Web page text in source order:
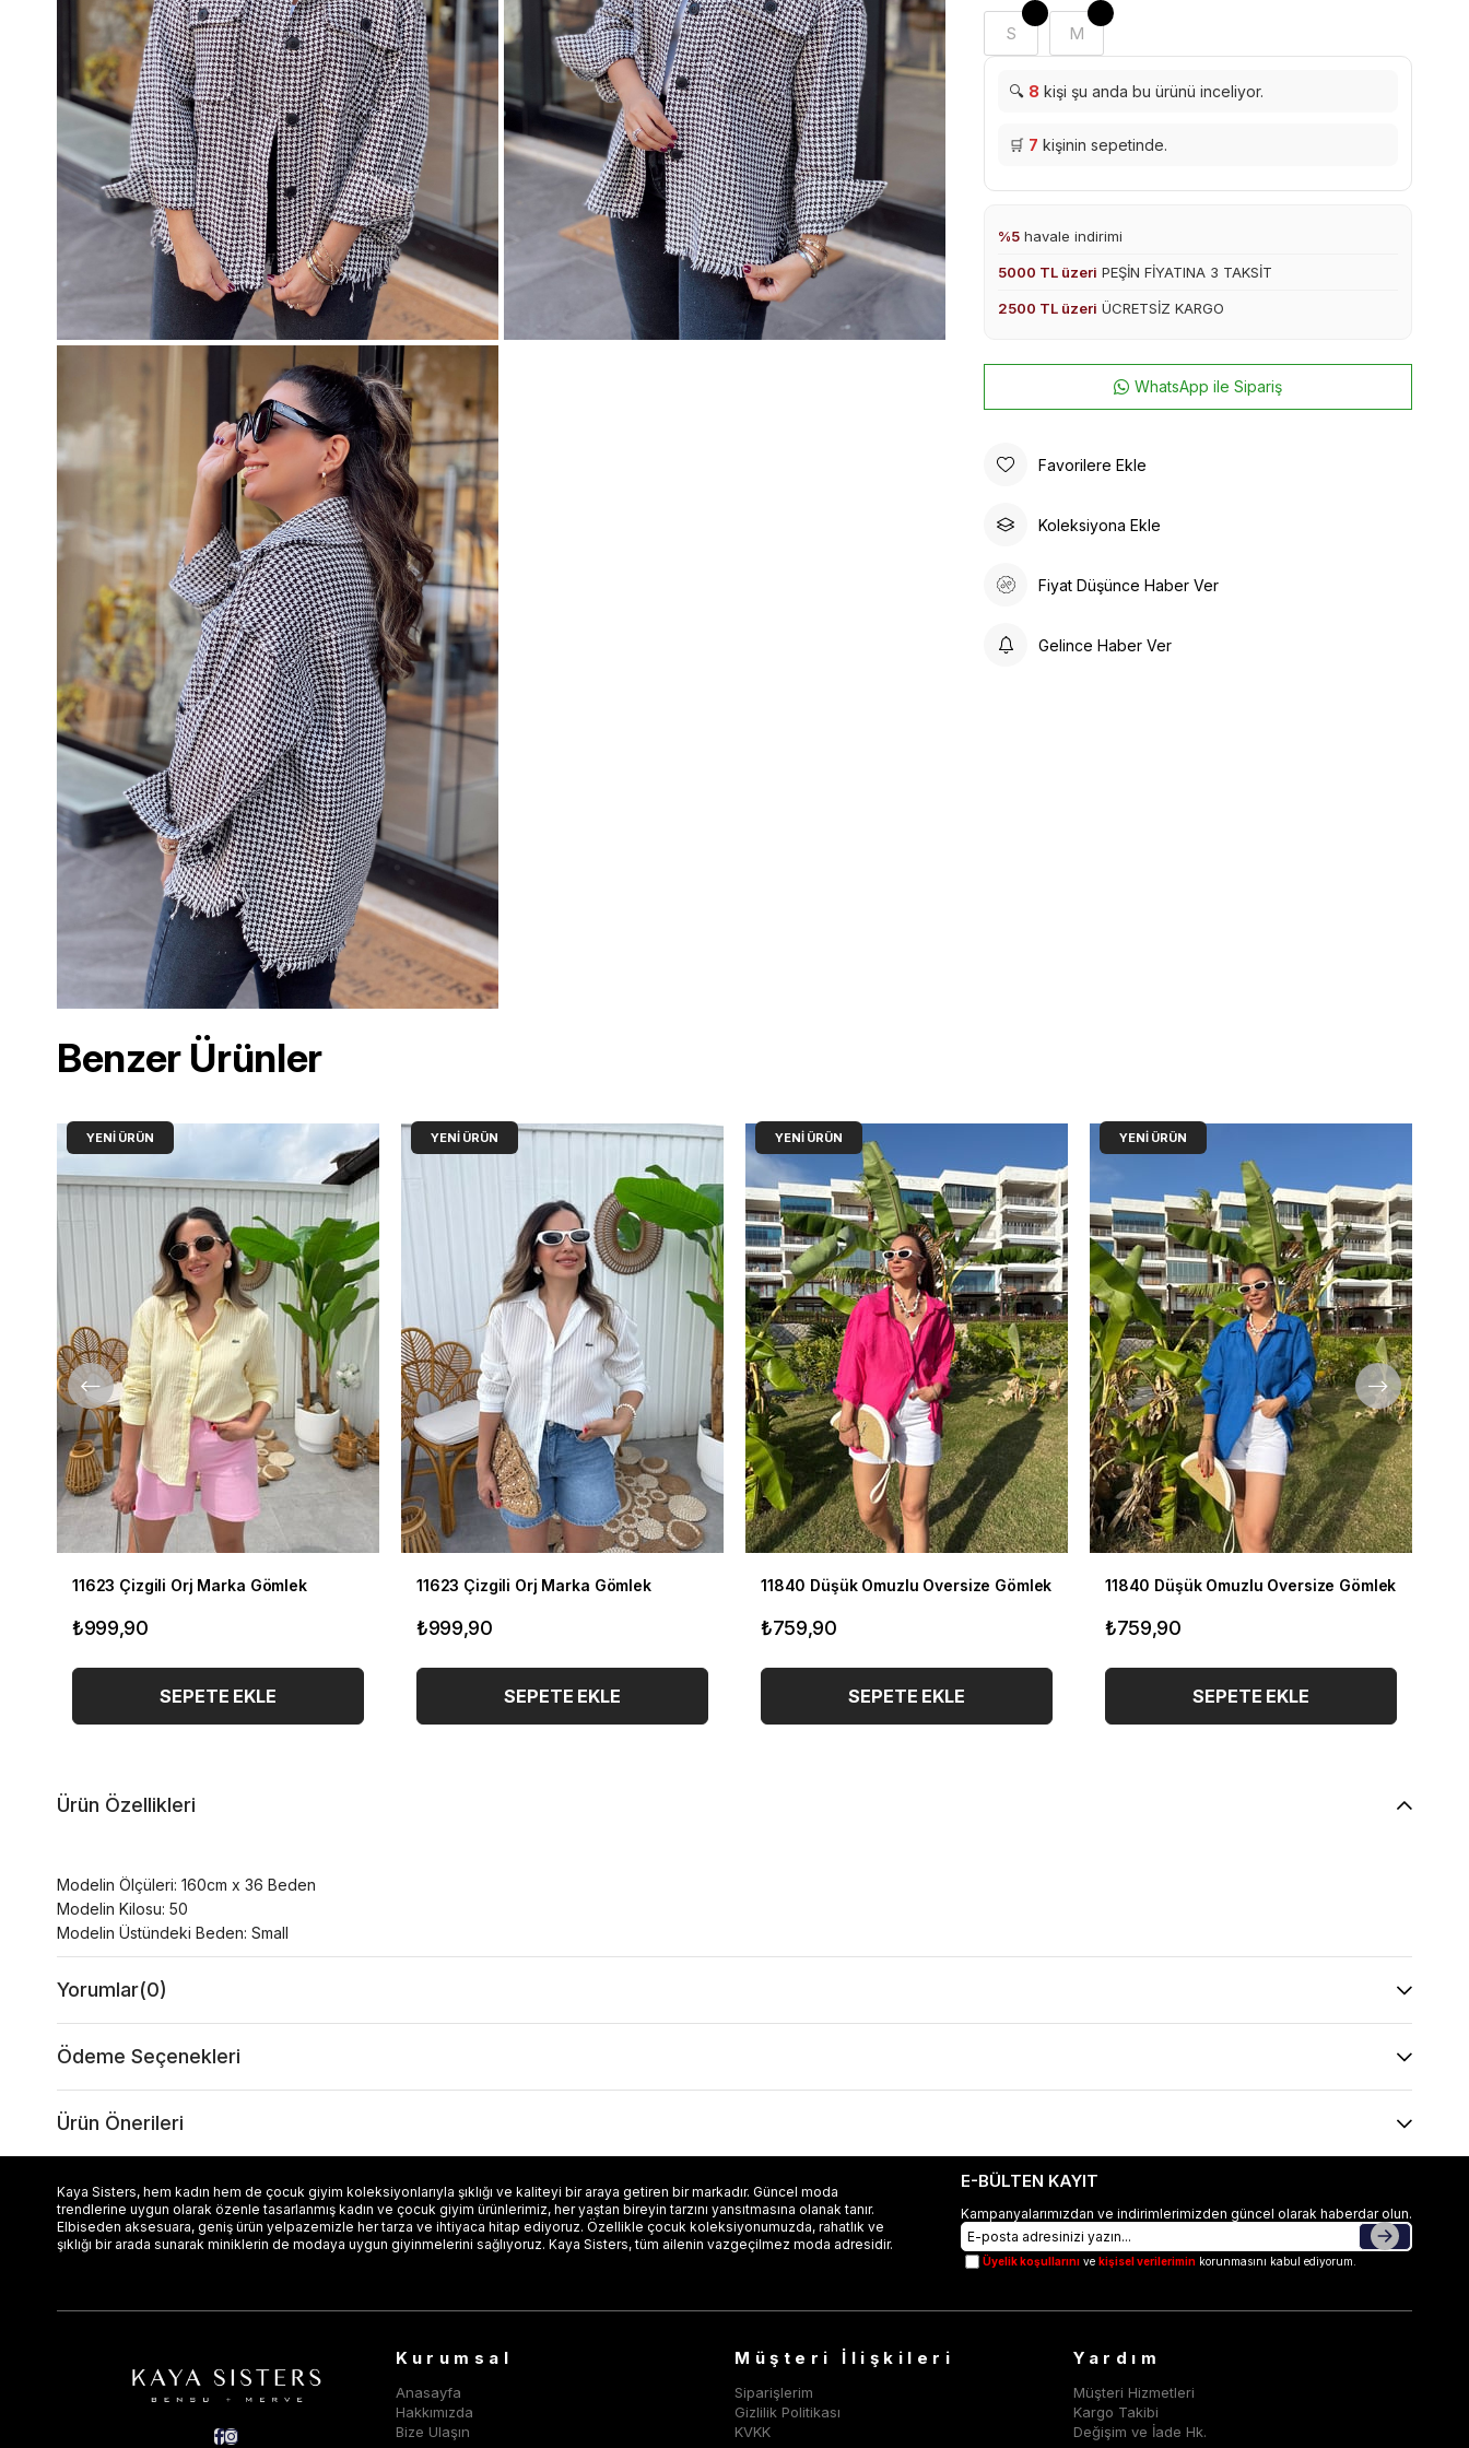
S M
🔍 8 kişi şu anda bu ürünü inceliyor.
🛒 7 kişinin sepetinde.
%5 havale indirimi
5000 TL üzeri PEŞİN FİYATINA 3 TAKSİT
2500 TL üzeri ÜCRETSİZ KARGO
WhatsApp ile Sipariş
Favorilere Ekle
Koleksiyona Ekle
Fiyat Düşünce Haber Ver
Gelince Haber Ver
Benzer Ürünler
11623 Çizgili Orj Marka Gömlek
₺999,90
SEPETE EKLE
YENI ÜRÜN
11623 Çizgili Orj Marka Gömlek
₺999,90
SEPETE EKLE
YENI ÜRÜN
11840 Düşük Omuzlu Oversize Gömlek
₺759,90
SEPETE EKLE
YENI ÜRÜN
11840 Düşük Omuzlu Oversize Gömlek
₺759,90
SEPETE EKLE
YENI ÜRÜN
Ürün Özellikleri
Modelin Ölçüleri: 160cm x 36 Beden
Modelin Kilosu: 50
Modelin Üstündeki Beden: Small
Yorumlar(0)
Ödeme Seçenekleri
Ürün Önerileri
Kaya Sisters, hem kadın hem de çocuk giyim koleksiyonlarıyla şıklığı ve kaliteyi bir araya getiren bir markadır. Güncel moda
trendlerine uygun olarak özenle tasarlanmış kadın ve çocuk giyim ürünlerimiz, her yaştan bireyin tarzını yansıtmasına olanak tanır.
Elbiseden aksesuara, geniş ürün yelpazemizle her tarza ve ihtiyaca hitap ediyoruz. Özellikle çocuk koleksiyonumuzda, rahatlık ve
şıklığı bir arada sunarak miniklerin de modaya uygun giyinmelerini sağlıyoruz. Kaya Sisters, tüm ailenin vazgeçilmez moda adresidir.
E-BÜLTEN KAYIT
Kampanyalarımızdan ve indirimlerimizden güncel olarak haberdar olun.
Üyelik koşullarınıve kişisel verileriminkorunmasını kabul ediyorum.
Kurumsal
Anasayfa
Hakkımızda
Bize Ulaşın
Müşteri İlişkileri
Siparişlerim
Gizlilik Politikası
KVKK
Yardım
Müşteri Hizmetleri
Kargo Takibi
Değişim ve İade Hk.